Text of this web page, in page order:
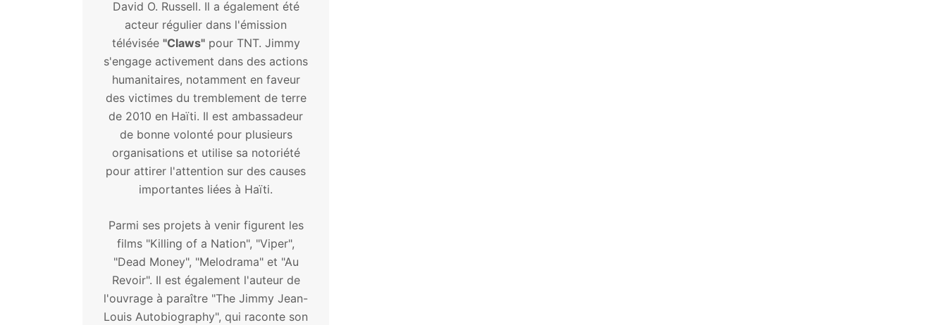
David O. Russell. Il a également été
acteur régulier dans l'émission
télévisée "Claws"pour TNT. Jimmy
s'engage activement dans des actions
humanitaires, notamment en faveur
des victimes du tremblement de terre
de 2010 en Haïti. Il est ambassadeur
de bonne volonté pour plusieurs
organisations et utilise sa notoriété
pour attirer l'attention sur des causes
importantes liées à Haïti.
Parmi ses projets à venir figurent les
films "Killing of a Nation", "Viper",
"Dead Money", "Melodrama" et "Au
Revoir". Il est également l'auteur de
l'ouvrage à paraître "The Jimmy Jean-
Louis Autobiography", qui raconte son